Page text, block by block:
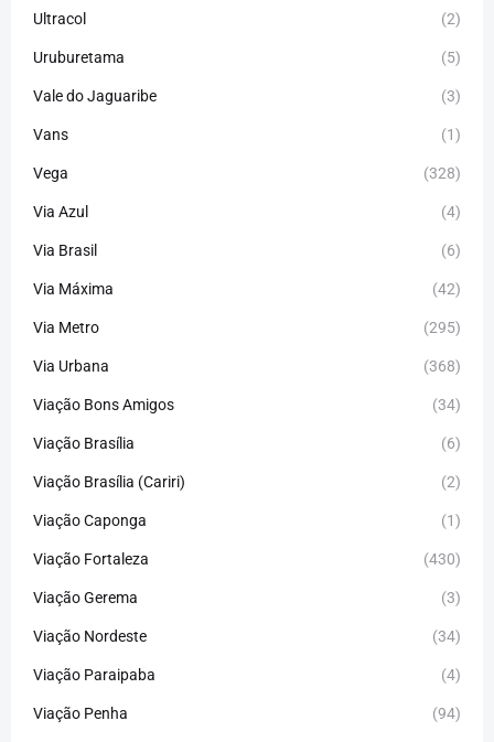
Ultracol (2)
Uruburetama (5)
Vale do Jaguaribe (3)
Vans (1)
Vega (328)
Via Azul (4)
Via Brasil (6)
Via Máxima (42)
Via Metro (295)
Via Urbana (368)
Viação Bons Amigos (34)
Viação Brasília (6)
Viação Brasília (Cariri) (2)
Viação Caponga (1)
Viação Fortaleza (430)
Viação Gerema (3)
Viação Nordeste (34)
Viação Paraipaba (4)
Viação Penha (94)